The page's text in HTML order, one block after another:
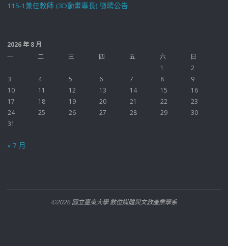
115-1兼任教師 (3D動畫專長) 徵聘公告
2026 年 8 月
一
二 三 四 五 六
日
1
2
3
4 5 6 7 8
9
10
11 12 13 14 15
16
17
18 19 20 21 22
23
24
25 26 27 28 29
30
31
« 7 月
©2026 國立臺東大學 數位媒體與文教產業學系